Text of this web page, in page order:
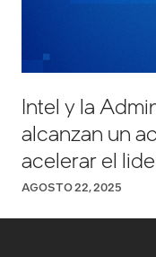
Intel y la
alcanzan un
acelerar el
en tecnología
AGOSTO 22, 2025